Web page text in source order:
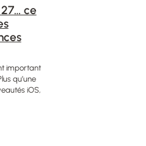
ce
important
qu’une
iOS,